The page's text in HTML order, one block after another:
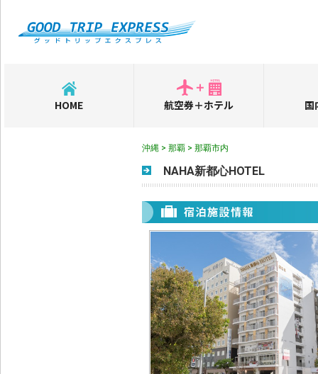
HOME 航空券＋ホテル 国
沖縄 > 那覇 > 那覇市内
NAHA新都心HOTEL